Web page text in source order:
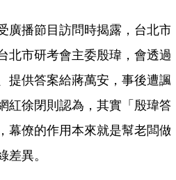
廣播節目訪問時揭露，台北市
北市研考會主委殷瑋，會透過
提供答案給蔣萬安，事後遭諷
紅徐閉則認為，其實「殷瑋答
幕僚的作用本來就是幫老闆做
異。